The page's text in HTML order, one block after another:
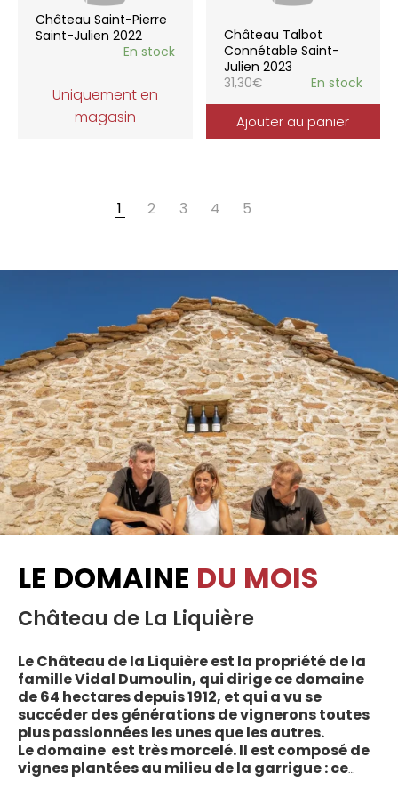
Château Saint-Pierre
Saint-Julien 2022
En stock
Uniquement en
magasin
Château Talbot
Connétable Saint-
Julien 2023
31,30€ En stock
Ajouter au panier
1 2 3 4 5
LE DOMAINE DU MOIS
Château de La Liquière
Le Château de la Liquière est la propriété de la
famille Vidal Dumoulin, qui dirige ce domaine
de 64 hectares depuis 1912, et qui a vu se
succéder des générations de vignerons toutes
plus passionnées les unes que les autres.
Le domaine est très morcelé. Il est composé de
vignes plantées au milieu de la garrigue : ce